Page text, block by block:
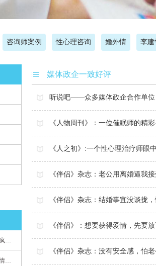
咨询师案例 性心理咨询 婚外情 李建
双相情感障碍（躁郁症）：疯子如何走向天才
儿童心理咨询：父母出轨，情感混乱孩子内心的隐秘
媒体政企一致好评
听说吧——众多媒体政企合作单位
《人物周刊》：一位催眠师的精
《人之初》:一个性心理治疗师眼
《伴侣》杂志：老公用离婚逼我
《伴侣》杂志：结婚事宜没谈拢
《伴侣》：想要获得爱情，先要
《伴侣》杂志：没有安全感，怕